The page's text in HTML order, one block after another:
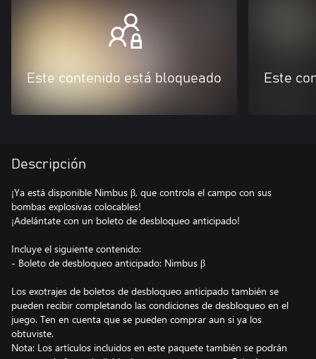
Este contenido está bloqueado Este
Descripción
¡Ya está disponible Nimbus β, que controla el campo con sus
bombas explosivas colocables!
¡Adelántate con un boleto de desbloqueo anticipado!
Incluye el siguiente contenido:
- Boleto de desbloqueo anticipado: Nimbus β
Los exotrajes de boletos de desbloqueo anticipado también se
pueden recibir completando las condiciones de desbloqueo en el
juego. Ten en cuenta que se pueden comprar aun si ya los
obtuviste.
Nota: Los artículos incluidos en este paquete también se podrán